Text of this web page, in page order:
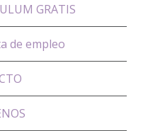
GRATIS
de empleo